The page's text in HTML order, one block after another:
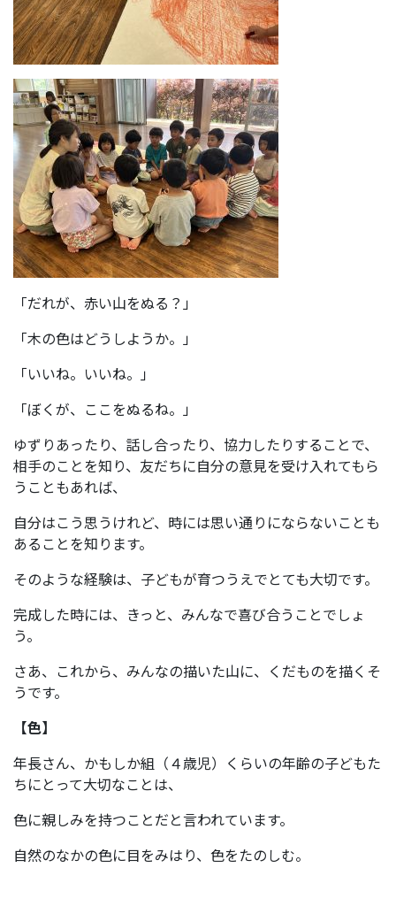
「だれが、赤い山をぬる？」
「木の色はどうしようか。」
「いいね。いいね。」
「ぼくが、ここをぬるね。」
ゆずりあったり、話し合ったり、協力したりすることで、
相手のことを知り、友だちに自分の意見を受け入れてもら
うこともあれば、
自分はこう思うけれど、時には思い通りにならないことも
あることを知ります。
そのような経験は、子どもが育つうえでとても大切です。
完成した時には、きっと、みんなで喜び合うことでしょ
う。
さあ、これから、みんなの描いた山に、くだものを描くそ
うです。
【色】
年長さん、かもしか組（４歳児）くらいの年齢の子どもた
ちにとって大切なことは、
色に親しみを持つことだと言われています。
自然のなかの色に目をみはり、色をたのしむ。